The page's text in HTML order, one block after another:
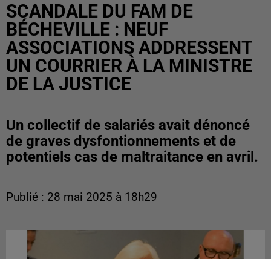
SCANDALE DU FAM DE
BÉCHEVILLE : NEUF
ASSOCIATIONS ADDRESSENT
UN COURRIER À LA MINISTRE
DE LA JUSTICE
Un collectif de salariés avait dénoncé
de graves dysfontionnements et de
potentiels cas de maltraitance en avril.
Publié : 28 mai 2025 à 18h29